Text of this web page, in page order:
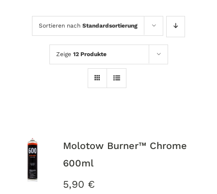
Sortieren nach Standardsortierung
Zeige 12 Produkte
Molotow Burner™ Chrome
600ml
5,90 €